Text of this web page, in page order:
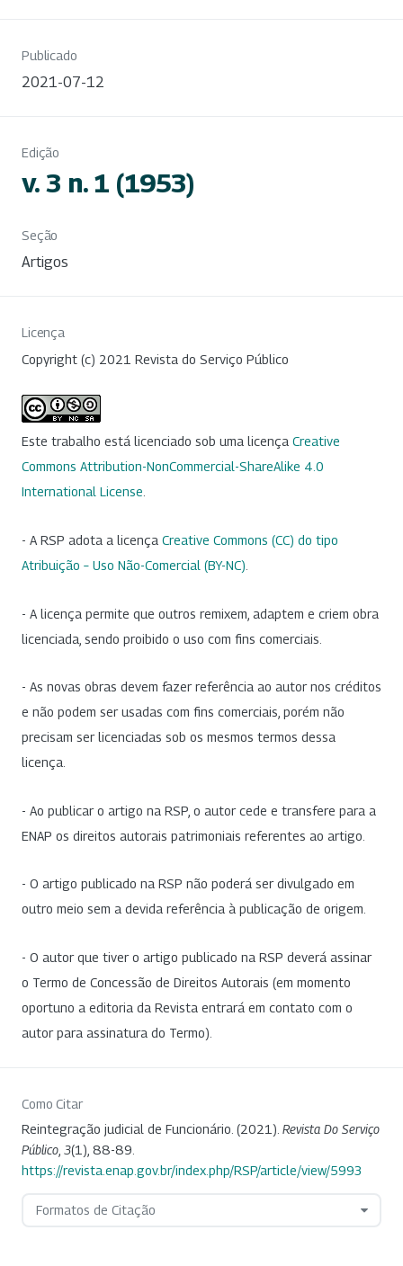
Publicado
2021-07-12
Edição
v. 3 n. 1 (1953)
Seção
Artigos
Licença
Copyright (c) 2021 Revista do Serviço Público
Este trabalho está licenciado sob uma licença Creative
Commons Attribution-NonCommercial-ShareAlike 4.0
International License.
- A RSP adota a licença Creative Commons (CC) do tipo
Atribuição – Uso Não-Comercial (BY-NC)
- A licença permite que outros remixem, adaptem e criem obra
licenciada, sendo proibido o uso com fins comerciais.
- As novas obras devem fazer referência ao autor nos créditos
e não podem ser usadas com fins comerciais, porém não
precisam ser licenciadas sob os mesmos termos dessa
licença.
- Ao publicar o artigo na RSP, o autor cede e transfere para a
ENAP os direitos autorais patrimoniais referentes ao artigo.
- O artigo publicado na RSP não poderá ser divulgado em
outro meio sem a devida referência à publicação de origem.
- O autor que tiver o artigo publicado na RSP deverá assinar
o Termo de Concessão de Direitos Autorais (em momento
oportuno a editoria da Revista entrará em contato com o
autor para assinatura do Termo).
Como Citar
Reintegração judicial de Funcionário. (2021). Revista Do Serviço
Público 3(1), 88-89.
https://revista.enap.gov.br/index.php/RSP/article/view/5993
Formatos de Citação